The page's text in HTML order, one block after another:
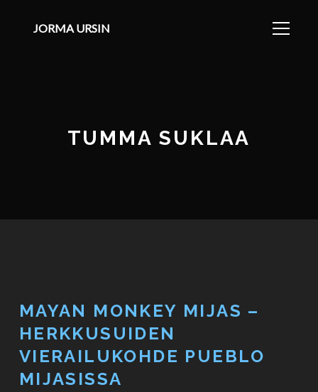
JORMA URSIN
TUMMA SUKLAA
MAYAN MONKEY MIJAS –
HERKKUSUIDEN
VIERAILUKOHDE PUEBLO
MIJASISSA